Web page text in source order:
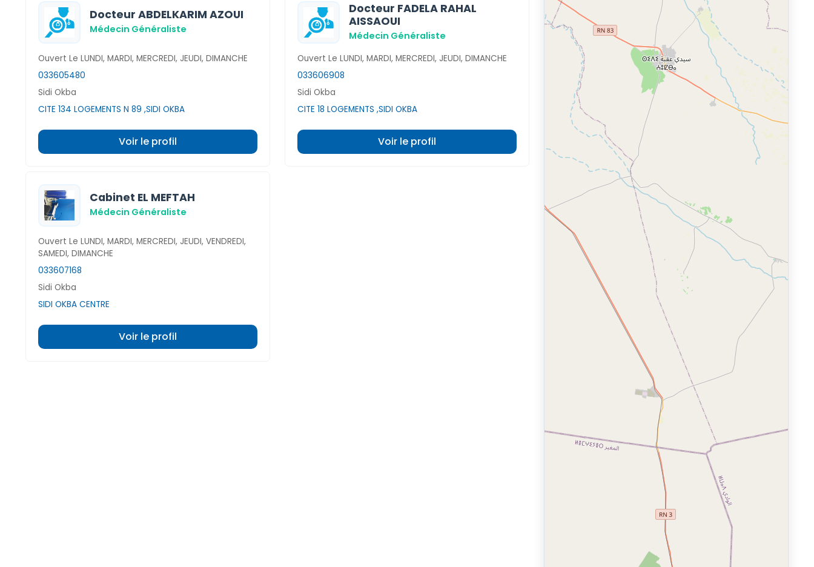
Docteur ABDELKARIM AZOUI
Médecin Généraliste
Ouvert Le LUNDI, MARDI, MERCREDI, JEUDI, DIMANCHE
033605480
Sidi Okba
CITE 134 LOGEMENTS N 89 ,SIDI OKBA
Voir le profil
Docteur FADELA RAHAL
AISSAOUI
Médecin Généraliste
Ouvert Le LUNDI, MARDI, MERCREDI, JEUDI, DIMANCHE
033606908
Sidi Okba
CITE 18 LOGEMENTS ,SIDI OKBA
Voir le profil
Cabinet EL MEFTAH
Médecin Généraliste
Ouvert Le LUNDI, MARDI, MERCREDI, JEUDI, VENDREDI,
SAMEDI, DIMANCHE
033607168
Sidi Okba
SIDI OKBA CENTRE
Voir le profil